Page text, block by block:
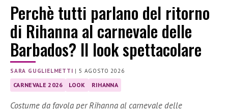
Perchè tutti parlano del ritorno
di Rihanna al carnevale delle
Barbados? Il look spettacolare
SARA GUGLIELMETTI |5 AGOSTO 2026
CARNEVALE 2026 LOOK RIHANNA
Costume da favola per Rihanna al carnevale delle